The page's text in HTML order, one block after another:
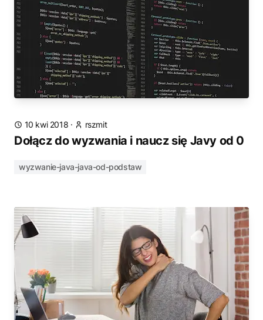
10 kwi 2018 · rszmit
Dołącz do wyzwania i naucz się Javy od 0
wyzwanie-java-java-od-podstaw